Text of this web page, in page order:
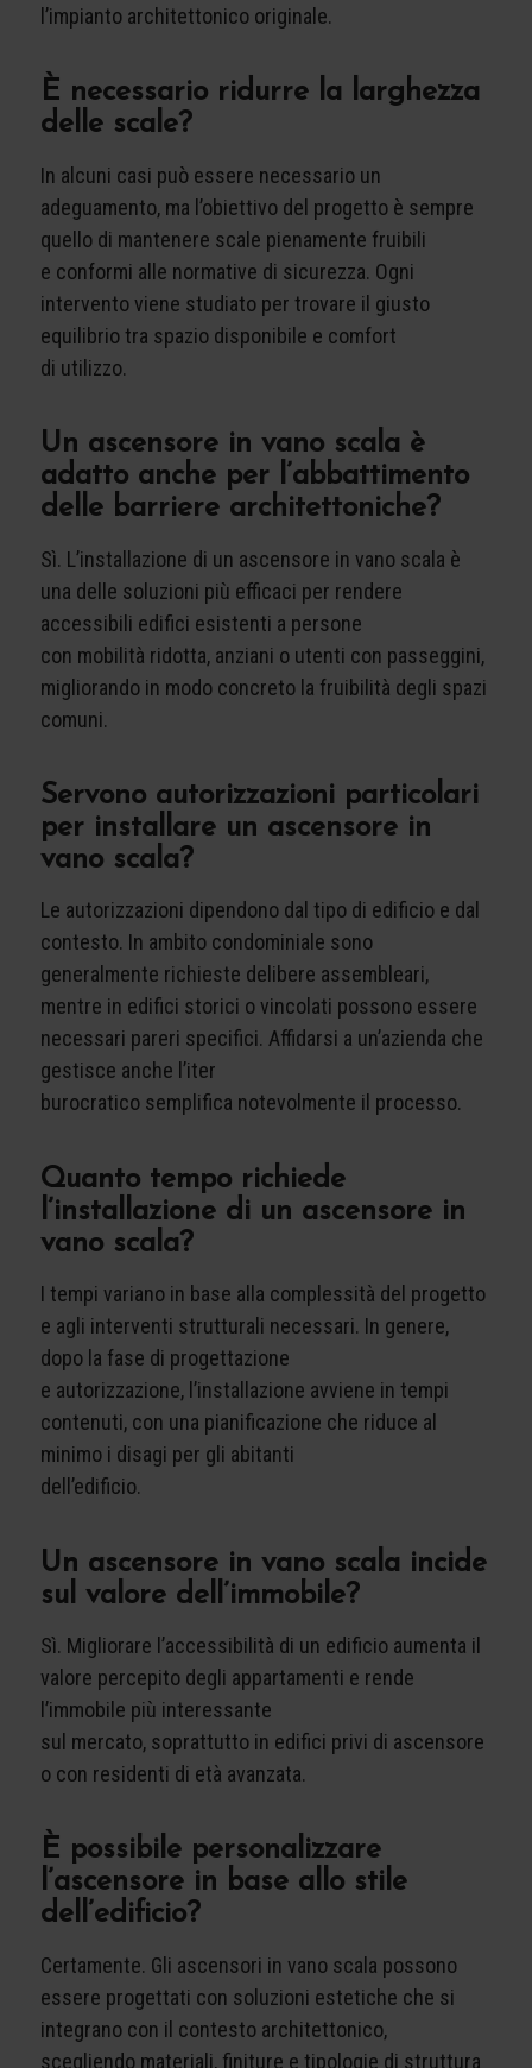
l’impianto architettonico originale.
È necessario ridurre la larghezza
delle scale?
In alcuni casi può essere necessario un
adeguamento, ma l’obiettivo del progetto è sempre
quello di mantenere scale pienamente fruibili
e conformi alle normative di sicurezza. Ogni
intervento viene studiato per trovare il giusto
equilibrio tra spazio disponibile e comfort
di utilizzo.
Un ascensore in vano scala è
adatto anche per l’abbattimento
delle barriere architettoniche?
Sì. L’installazione di un ascensore in vano scala è
una delle soluzioni più efficaci per rendere
accessibili edifici esistenti a persone
con mobilità ridotta, anziani o utenti con passeggini,
migliorando in modo concreto la fruibilità degli spazi
comuni.
Servono autorizzazioni particolari
per installare un ascensore in
vano scala?
Le autorizzazioni dipendono dal tipo di edificio e dal
contesto. In ambito condominiale sono
generalmente richieste delibere assembleari,
mentre in edifici storici o vincolati possono essere
necessari pareri specifici. Affidarsi a un’azienda che
gestisce anche l’iter
burocratico semplifica notevolmente il processo.
Quanto tempo richiede
l’installazione di un ascensore in
vano scala?
I tempi variano in base alla complessità del progetto
e agli interventi strutturali necessari. In genere,
dopo la fase di progettazione
e autorizzazione, l’installazione avviene in tempi
contenuti, con una pianificazione che riduce al
minimo i disagi per gli abitanti
dell’edificio.
Un ascensore in vano scala incide
sul valore dell’immobile?
Sì. Migliorare l’accessibilità di un edificio aumenta il
valore percepito degli appartamenti e rende
l’immobile più interessante
sul mercato, soprattutto in edifici privi di ascensore
o con residenti di età avanzata.
È possibile personalizzare
l’ascensore in base allo stile
dell’edificio?
Certamente. Gli ascensori in vano scala possono
essere progettati con soluzioni estetiche che si
integrano con il contesto architettonico,
scegliendo materiali, finiture e tipologie di struttura